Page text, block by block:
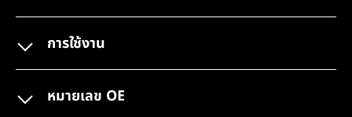
การใช้งาน
หมายเลข OE